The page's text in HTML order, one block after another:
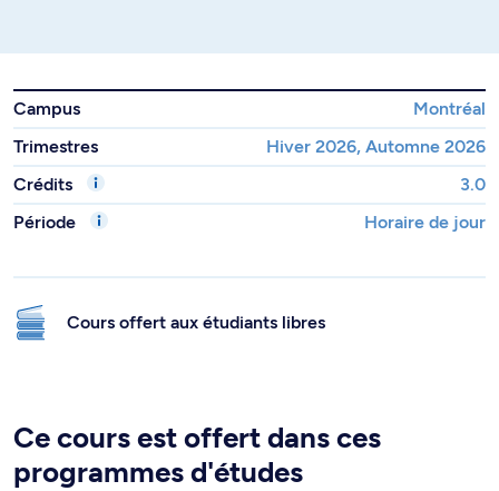
Campus
Montréal
Trimestres
Hiver 2026, Automne 2026
Crédits
3.0
Période
Horaire de jour
Cours offert aux étudiants libres
Ce cours est offert dans ces
programmes d'études